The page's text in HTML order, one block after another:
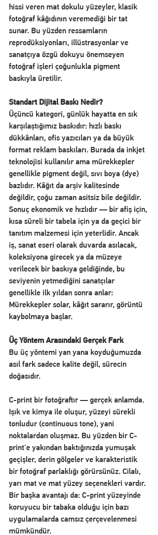
hissi veren mat dokulu yüzeyler, klasik
fotoğraf kâğıdının veremediği bir tat
sunar. Bu yüzden ressamların
reprodüksiyonları, illüstrasyonlar ve
sanatçıya özgü dokuyu önemseyen
fotoğraf işleri çoğunlukla pigment
baskıyla üretilir.
Standart Dijital Baskı Nedir?
Üçüncü kategori, günlük hayatta en sık
karşılaştığımız baskıdır: hızlı baskı
dükkânları, ofis yazıcıları ya da büyük
format reklam baskıları. Burada da inkjet
teknolojisi kullanılır ama mürekkepler
genellikle pigment değil, sıvı boya (dye)
bazlıdır. Kâğıt da arşiv kalitesinde
değildir, çoğu zaman asitsiz bile değildir.
Sonuç ekonomik ve hızlıdır — bir afiş için,
kısa süreli bir tabela için ya da geçici bir
tanıtım malzemesi için yeterlidir. Ancak
iş, sanat eseri olarak duvarda asılacak,
koleksiyona girecek ya da müzeye
verilecek bir baskıya geldiğinde, bu
seviyenin yetmediğini sanatçılar
genellikle ilk yıldan sonra anlar:
Mürekkepler solar, kâğıt sararır, görüntü
kaybolmaya başlar.
Üç Yöntem Arasındaki Gerçek Fark
Bu üç yöntemi yan yana koyduğumuzda
asıl fark sadece kalite değil, sürecin
doğasıdır.
C-print bir fotoğraftır — gerçek anlamda.
Işık ve kimya ile oluşur, yüzeyi sürekli
tonludur (continuous tone), yani
noktalardan oluşmaz. Bu yüzden bir C-
print'e yakından baktığınızda yumuşak
geçişler, derin gölgeler ve karakteristik
bir fotoğraf parlaklığı görürsünüz. Cilalı,
yarı mat ve mat yüzey seçenekleri vardır.
Bir başka avantajı da: C-print yüzeyinde
koruyucu bir tabaka olduğu için bazı
uygulamalarda camsız çerçevelenmesi
mümkündür.